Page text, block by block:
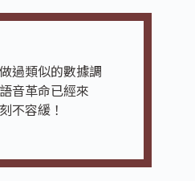
過類似的數據調
音革命已經來
不容緩！